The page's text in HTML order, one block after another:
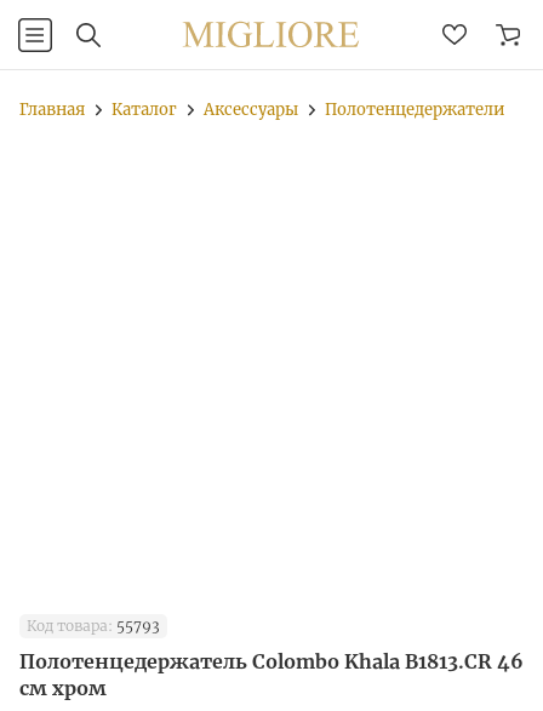
Главная Каталог Аксессуары Полотенцедержатели
Код товара: 55793
Полотенцедержатель Colombo Khala B1813.CR 46
см хром